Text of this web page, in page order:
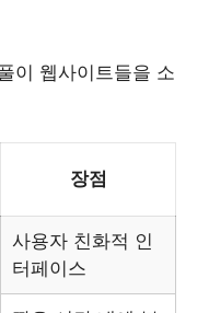
이 웹사이트들을 소
장점
사용자 친화적 인
터페이스